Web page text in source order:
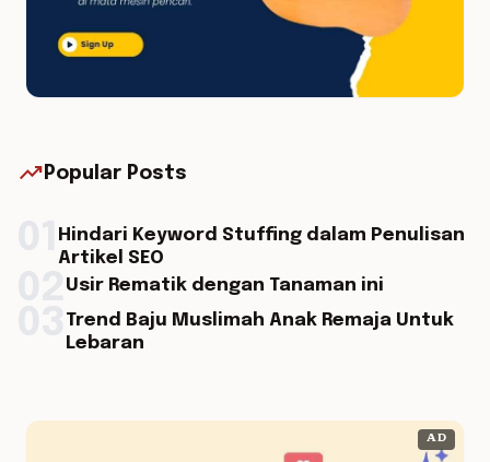
trending_up Popular Posts
Hindari Keyword Stuffing dalam Penulisan
Artikel SEO
Usir Rematik dengan Tanaman ini
Trend Baju Muslimah Anak Remaja Untuk
Lebaran
AD